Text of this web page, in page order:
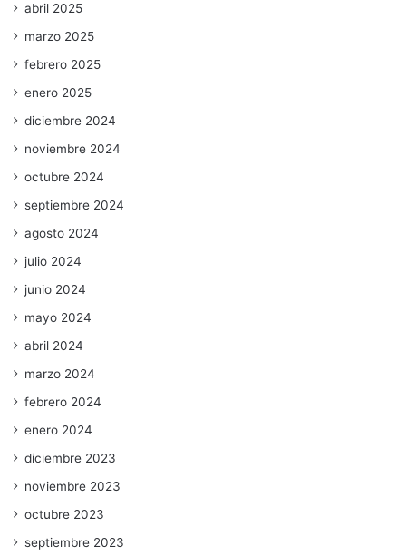
abril 2025
marzo 2025
febrero 2025
enero 2025
diciembre 2024
noviembre 2024
octubre 2024
septiembre 2024
agosto 2024
julio 2024
junio 2024
mayo 2024
abril 2024
marzo 2024
febrero 2024
enero 2024
diciembre 2023
noviembre 2023
octubre 2023
septiembre 2023